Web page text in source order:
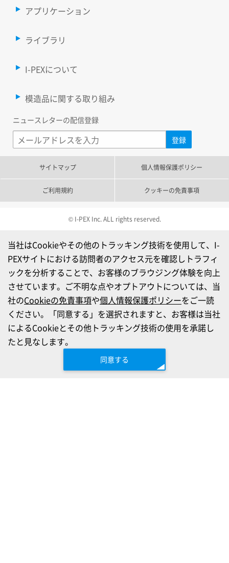
アプリケーション
ライブラリ
I-PEXについて
模造品に関する取り組み
ニュースレターの配信登録
サイトマップ 個人情報保護ポリシー
ご利用規約 クッキーの免責事項
© I-PEX Inc. ALL rights reserved.
当社はCookieやその他のトラッキング技術を使用して、I-
PEXサイトにおける訪問者のアクセス元を確認しトラフィ
ックを分析することで、お客様のブラウジング体験を向上
させています。ご不明な点やオプトアウトについては、当
社のCookieの免責事項や個人情報保護ポリシーをご一読
ください。「同意する」を選択されますと、お客様は当社
によるCookieとその他トラッキング技術の使用を承諾し
たと見なします。
同意する